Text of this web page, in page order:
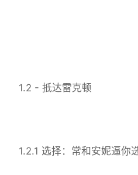
1.2 - 抵达雷克顿
1.2.1 选择：常和安妮逼你